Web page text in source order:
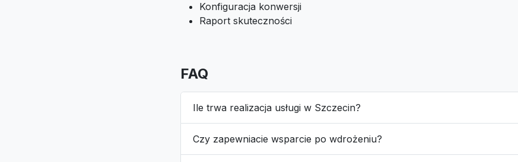
Konfiguracja konwersji
Raport skuteczności
FAQ
Ile trwa realizacja usługi w Szczecin?
Czy zapewniacie wsparcie po wdrożeniu?